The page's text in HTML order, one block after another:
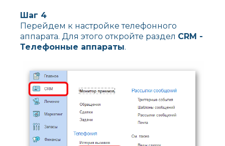
Шаг 4
Перейдем к настройке телефонного
аппарата. Для этого откройте раздел CRM -
Телефонные аппараты.